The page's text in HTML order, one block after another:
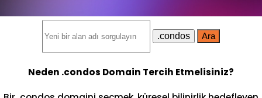
.condos Ara
Neden .condos Domain Tercih Etmelisiniz?